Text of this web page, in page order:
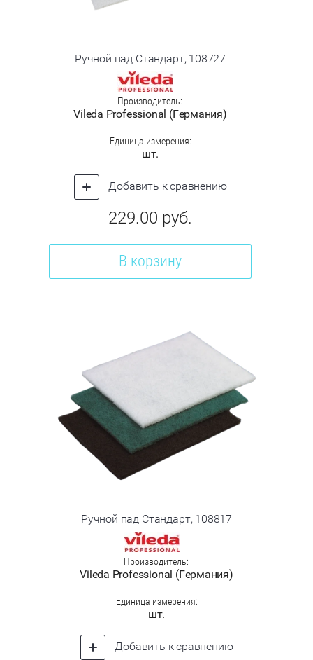
Ручной пад Стандарт, 108727
Производитель:
Vileda Professional (Германия)
Единица измерения:
шт.
Добавить к сравнению
229.00 руб.
В корзину
Ручной пад Стандарт, 108817
Производитель:
Vileda Professional (Германия)
Единица измерения:
шт.
Добавить к сравнению